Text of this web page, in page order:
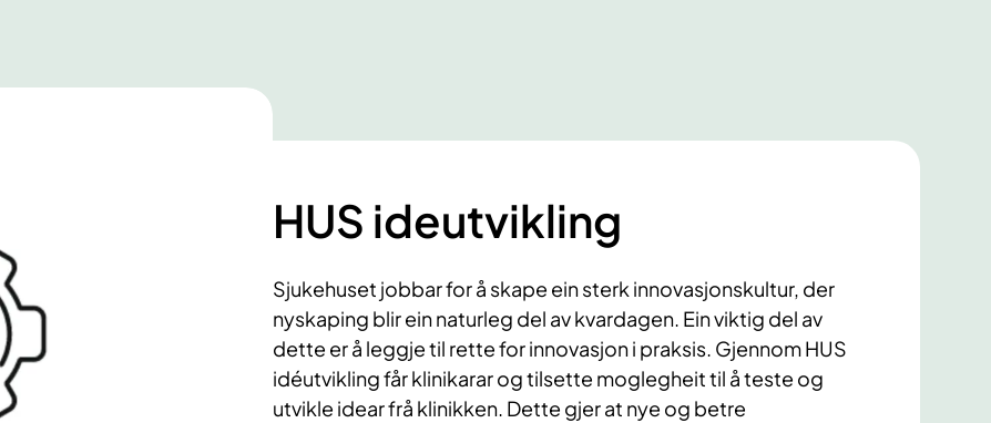
HUS ideutvikling
Sjukehuset jobbar for å skape ein sterk innovasjonskultur, der
nyskaping blir ein naturleg del av kvardagen. Ein viktig del av
dette er å leggje til rette for innovasjon i praksis. Gjennom HUS
idéutvikling får klinikarar og tilsette moglegheit til å teste og
utvikle idear frå klinikken. Dette gjer at nye og betre